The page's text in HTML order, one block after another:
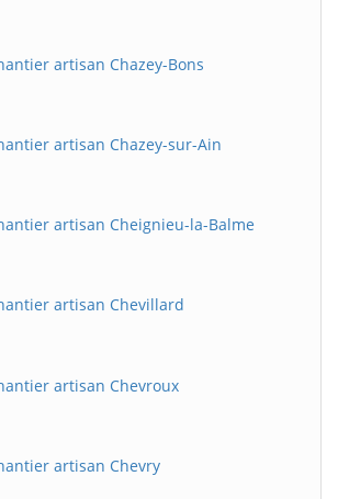
artisan Chazey-Bons
artisan Chazey-sur-Ain
artisan Cheignieu-la-Balme
artisan Chevillard
artisan Chevroux
artisan Chevry